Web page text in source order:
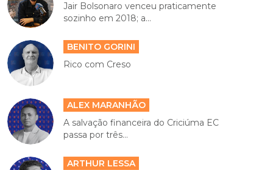
Jair Bolsonaro venceu praticamente
sozinho em 2018; a...
BENITO GORINI
Rico com Creso
ALEX MARANHÃO
A salvação financeira do Criciúma EC
passa por três...
ARTHUR LESSA